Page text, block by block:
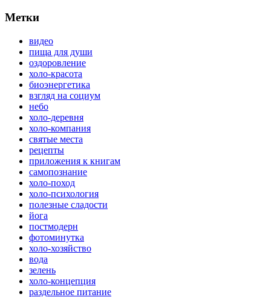
Метки
видео
пища для души
оздоровление
холо-красота
биоэнергетика
взгляд на социум
небо
холо-деревня
холо-компания
святые места
рецепты
приложения к книгам
самопознание
холо-поход
холо-психология
полезные сладости
йога
постмодерн
фотоминутка
холо-хозяйство
вода
зелень
холо-концепция
раздельное питание